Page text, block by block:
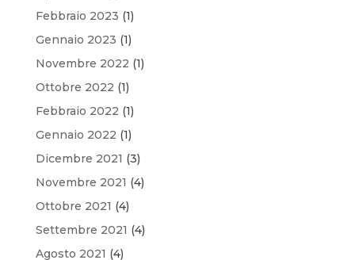
Febbraio 2023 (1)
Gennaio 2023 (1)
Novembre 2022 (1)
Ottobre 2022 (1)
Febbraio 2022 (1)
Gennaio 2022 (1)
Dicembre 2021 (3)
Novembre 2021 (4)
Ottobre 2021 (4)
Settembre 2021 (4)
Agosto 2021 (4)